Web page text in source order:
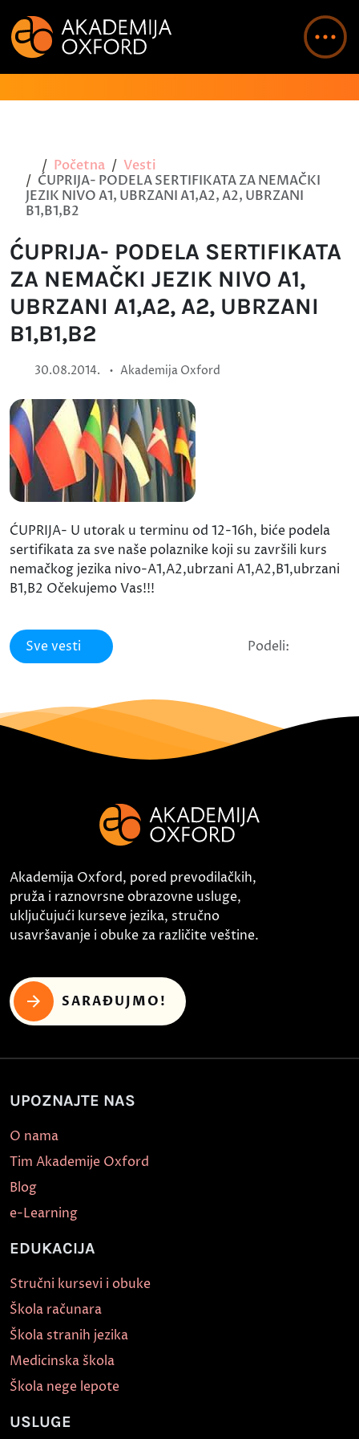
Početna
Vesti
ĆUPRIJA- PODELA SERTIFIKATA ZA NEMAČKI
JEZIK NIVO A1, UBRZANI A1,A2, A2, UBRZANI
B1,B1,B2
ĆUPRIJA- PODELA SERTIFIKATA
ZA NEMAČKI JEZIK NIVO A1,
UBRZANI A1,A2, A2, UBRZANI
B1,B1,B2
30.08.2014. • Akademija Oxford
ĆUPRIJA- U utorak u terminu od 12-16h, biće podela
sertifikata za sve naše polaznike koji su završili kurs
nemačkog jezika nivo-A1,A2,ubrzani A1,A2,B1,ubrzani
B1,B2 Očekujemo Vas!!!
Sve vesti Podeli:
Akademija Oxford, pored prevodilačkih,
pruža i raznovrsne obrazovne usluge,
uključujući kurseve jezika, stručno
usavršavanje i obuke za različite veštine.
SARAĐUJMO!
UPOZNAJTE NAS
O nama
Tim Akademije Oxford
Blog
e-Learning
EDUKACIJA
Stručni kursevi i obuke
Škola računara
Škola stranih jezika
Medicinska škola
Škola nege lepote
USLUGE